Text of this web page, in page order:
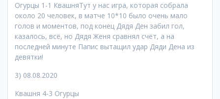
Огурцы 1-1 КвашняТут у нас игра, которая собрала
около 20 человек, в матче 10*10 было очень мало
голов и моментов, под конец Дядя Ден забил гол,
казалось, всë, но Дядя Женя сравнял счëт, а на
последней минуте Папис вытащил удар Дяди Дена из
девятки!
3) 08.08.2020
Квашня 4-3 Огурцы